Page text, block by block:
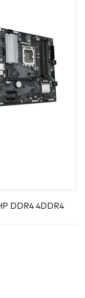
DDR4 4DDR4